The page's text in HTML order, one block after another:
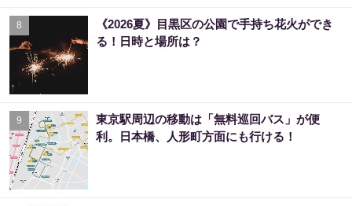
8
《2026夏》目黒区の公園で手持ち花火ができ
る！日時と場所は？
9
東京駅周辺の移動は「無料巡回バス」が便
利。日本橋、人形町方面にも行ける！